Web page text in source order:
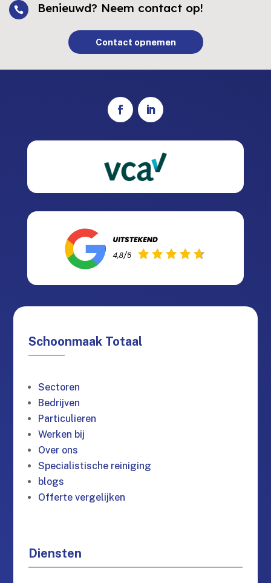
 Benieuwd? Neem contact op!
Contact opnemen
Schoonmaak Totaal
Sectoren
Bedrijven
Particulieren
Werken bij
Over ons
Specialistische reiniging
blogs
Offerte vergelijken
Diensten